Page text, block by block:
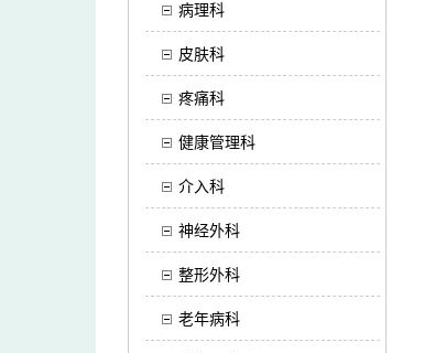
病理科
皮肤科
疼痛科
健康管理科
介入科
神经外科
整形外科
老年病科